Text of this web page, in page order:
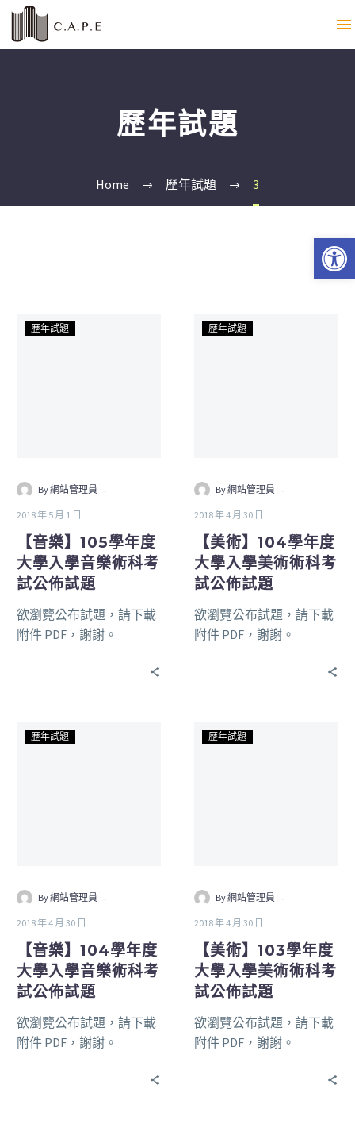
歷年試題
Home 歷年試題 3
歷年試題
By 網站管理員 -
2018 年 5 月 1 日
【音樂】105學年度
大學入學音樂術科考
試公佈試題
欲瀏覽公布試題，請下載
附件 PDF，謝謝。
歷年試題
By 網站管理員 -
2018 年 4 月 30 日
【美術】104學年度
大學入學美術術科考
試公佈試題
欲瀏覽公布試題，請下載
附件 PDF，謝謝。
歷年試題
By 網站管理員 -
2018 年 4 月 30 日
【音樂】104學年度
大學入學音樂術科考
試公佈試題
欲瀏覽公布試題，請下載
附件 PDF，謝謝。
歷年試題
By 網站管理員 -
2018 年 4 月 30 日
【美術】103學年度
大學入學美術術科考
試公佈試題
欲瀏覽公布試題，請下載
附件 PDF，謝謝。